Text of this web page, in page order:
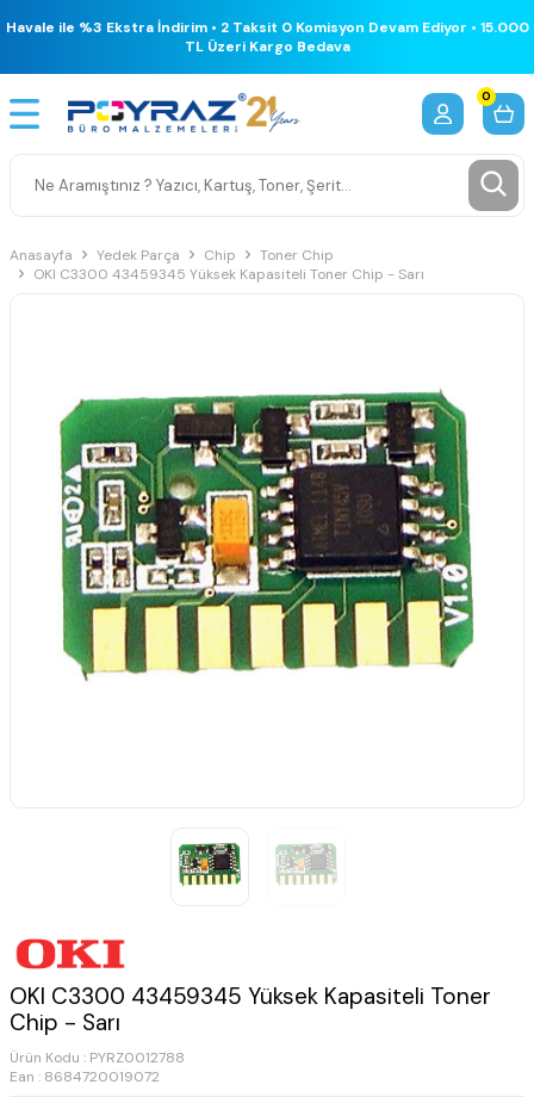
Havale ile %3 Ekstra İndirim • 2 Taksit 0 Komisyon Devam Ediyor • 15.000
TL Üzeri Kargo Bedava
0
Anasayfa Yedek Parça Chip
Toner Chip
OKI C3300 43459345 Yüksek Kapasiteli Toner Chip - Sarı
OKI C3300 43459345 Yüksek Kapasiteli Toner
Chip - Sarı
Ürün Kodu : PYRZ0012788
Ean : 8684720019072